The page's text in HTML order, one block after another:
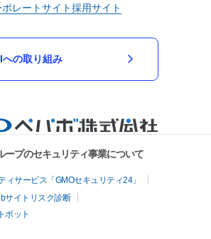
ポレートサイト採用サイト
への取り組み
ープのセキュリティ事業について
サービス「GMOセキュリティ24」
サイトリスク診断
ボット